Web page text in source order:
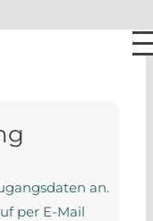
an.
per E-Mail